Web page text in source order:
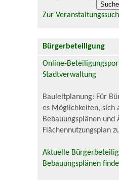
Zur
Bürgerbeteiligung
Online-
Stadtverwaltung
Bauleitplanung: Für
es Möglichkeiten, sich
Bebauungsplänen und
Flächennutzungsplan
Aktuelle
Bebauungsplänen